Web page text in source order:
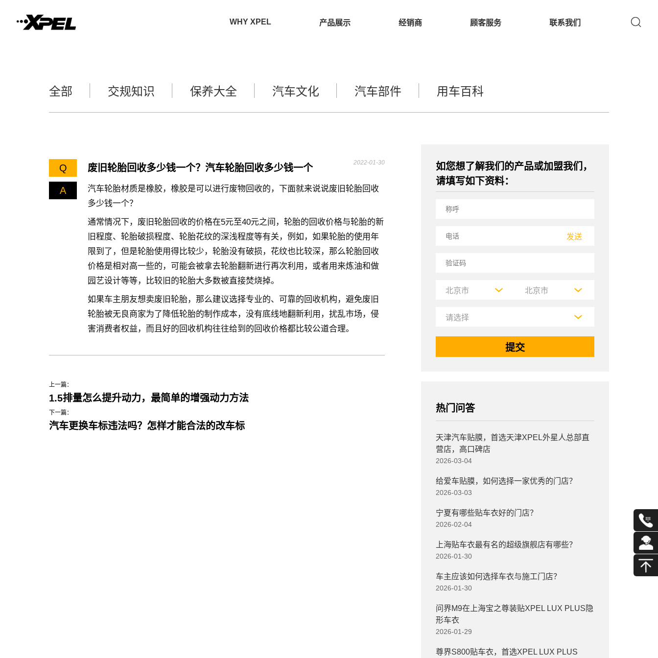
WHY XPEL 产品展示 经销商 顾客服务 联系我们
全部 交规知识 保养大全 汽车文化 汽车部件 用车百科
Q 废旧轮胎回收多少钱一个？汽车轮胎回收多少钱一个 2022-01-30
A
汽车轮胎材质是橡胶，橡胶是可以进行废物回收的，下面就来说说废旧轮胎回收
多少钱一个？
通常情况下，废旧轮胎回收的价格在5元至40元之间，轮胎的回收价格与轮胎的新
旧程度、轮胎破损程度、轮胎花纹的深浅程度等有关，例如，如果轮胎的使用年
限到了，但是轮胎使用得比较少，轮胎没有破损，花纹也比较深，那么轮胎回收
价格是相对高一些的，可能会被拿去轮胎翻新进行再次利用，或者用来炼油和做
园艺设计等等，比较旧的轮胎大多数被直接焚烧掉。
如果车主朋友想卖废旧轮胎，那么建议选择专业的、可靠的回收机构，避免废旧
轮胎被无良商家为了降低轮胎的制作成本，没有底线地翻新利用，扰乱市场，侵
害消费者权益，而且好的回收机构往往给到的回收价格都比较公道合理。
上一篇：
1.5排量怎么提升动力，最简单的增强动力方法
下一篇：
汽车更换车标违法吗？怎样才能合法的改车标
如您想了解我们的产品或加盟我们，
请填写如下资料：
发送
热门问答
天津汽车贴膜，首选天津XPEL外星人总部直
营店，高口碑店
2026-03-04
给爱车贴膜，如何选择一家优秀的门店？
2026-03-03
宁夏有哪些贴车衣好的门店？
2026-02-04
上海贴车衣最有名的超级旗舰店有哪些？
2026-01-30
车主应该如何选择车衣与施工门店？
2026-01-30
问界M9在上海宝之尊装贴XPEL LUX PLUS隐
形车衣
2026-01-29
尊界S800贴车衣，首选XPEL LUX PLUS